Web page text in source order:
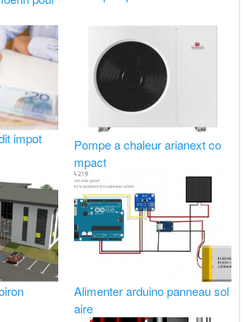
impot
Pompe a chaleur arianext co
mpact
Alimenter arduino panneau sol
aire